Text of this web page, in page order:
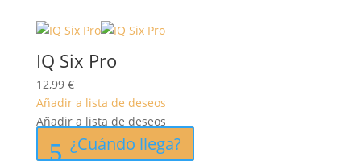
IQ Six Pro
12,99 €
Añadir a lista de deseos
Añadir a lista de deseos
¿Cuándo llega?